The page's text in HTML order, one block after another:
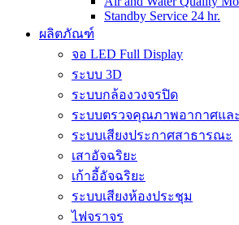
Standby Service 24 hr.
ผลิตภัณฑ์
จอ LED Full Display
ระบบ 3D
ระบบกล้องวงจรปิด
ระบบตรวจคุณภาพอากาศแล
ระบบเสียงประกาศสาธารณะ
เสาอัจฉริยะ
เก้าอี้อัจฉริยะ
ระบบเสียงห้องประชุม
ไฟจราจร